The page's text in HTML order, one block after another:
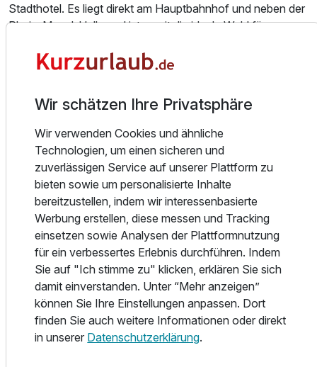
Ausstattung
Für 3 Tage
Stadthotel. Es liegt direkt am Hauptbahnhof und neben der
Rhein-Mosel-Halle und ist somit die ideale Wahl für
Das moderne Haus bietet 120 stilvoll eingerichtete, gut
Produktivität und Komfort ausgelegt sind. Die Gäste
profitieren von einer hervorragenden Verkehrsanbindung
und können bequem das Stadtzentrum und das berühmte
Deutsche Eck erreichen oder einen Spaziergang entlang
der Flüsse Rhein und Mosel genießen. Ein
abwechslungsreiches Frühstücksbüfett, die rund um die
Uhr besetzte Rezeption und ein freundliches Team sorgen
für einen reibungslosen und angenehmen Aufenthalt. Mit
seiner zentralen Lage am Tor zum UNESCO-
Weltkulturerbe Oberes Mittelrheintal und einem
funktionalen, städtebaulichen Designkonzept eignet sich
das Four Points Flex by Sheraton Koblenz perfekt für
Meetings, Städtereisen und geschäftliche Veranstaltungen.
Gastfreundschaft bedeutet hier smarten Service,
persönlichen Komfort und einen angenehmen Aufenthalt.
Wir schätzen Ihre Privatsphäre
Wir verwenden Cookies und ähnliche
Technologien, um einen sicheren und
zuverlässigen Service auf unserer Plattform zu
bieten sowie um personalisierte Inhalte
bereitzustellen, indem wir interessenbasierte
Werbung erstellen, diese messen und Tracking
einsetzen sowie Analysen der Plattformnutzung
für ein verbessertes Erlebnis durchführen. Indem
Sie auf "Ich stimme zu" klicken, erklären Sie sich
damit einverstanden. Unter “Mehr anzeigen”
können Sie Ihre Einstellungen anpassen. Dort
finden Sie auch weitere Informationen oder direkt
in unserer Datenschutzerklärung.